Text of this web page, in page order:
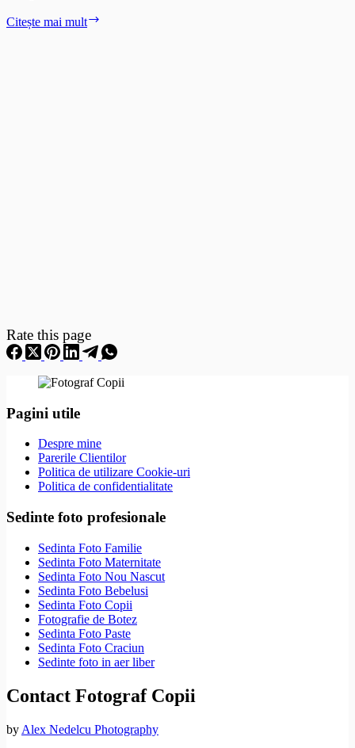
Citește mai mult
Rate this page
Pagini utile
Despre mine
Parerile Clientilor
Politica de utilizare Cookie-uri
Politica de confidentialitate
Sedinte foto profesionale
Sedinta Foto Familie
Sedinta Foto Maternitate
Sedinta Foto Nou Nascut
Sedinta Foto Bebelusi
Sedinta Foto Copii
Fotografie de Botez
Sedinta Foto Paste
Sedinta Foto Craciun
Sedinte foto in aer liber
Contact Fotograf Copii
by Alex Nedelcu Photography